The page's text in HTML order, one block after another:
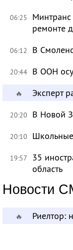
06:25
ремонте
06:12 В
20:44 В ООН
🔥 Эксперт
20:20 В Новой
20:10
19:57
35
область
Новости
🔥 Риелтор: